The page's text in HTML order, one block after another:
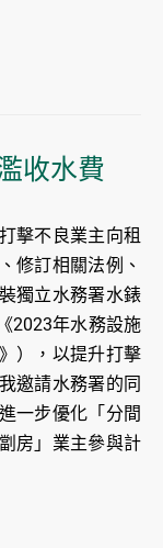
收水費
擊不良業主向租
修訂相關法例、
獨立水務署水錶
2023年水務設施
），以提升打擊
邀請水務署的同
一步優化「分間
房」業主參與計